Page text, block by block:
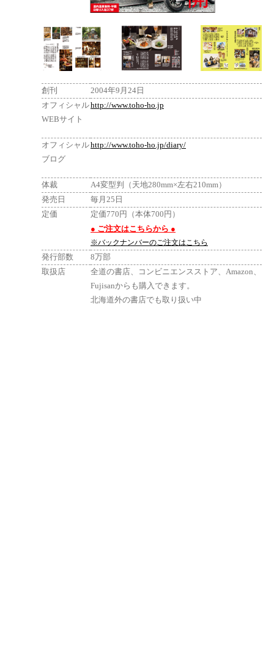
創刊
2004年9月24日
オフィシャル
WEBサイト
http://www.toho-ho.jp
オフィシャル
ブログ
http://www.toho-ho.jp/diary/
体裁
A4変型判（天地280mm×左右210mm）
発売日
毎月25日
定価
定価770円（本体700円）
● ご注文はこちらから ●
※バックナンバーのご注文はこちら
発行部数
8万部
取扱店
全道の書店、コンビニエンスストア、Amazon、
Fujisanからも購入できます。
北海道外の書店でも取り扱い中